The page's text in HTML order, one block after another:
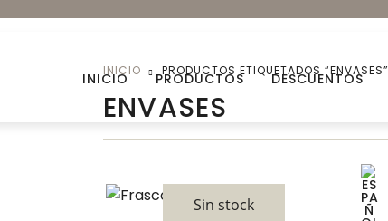
INICIO PRODUCTOS
Aceites esenciales
Arcillas Naturales
DESCUENTOS
INICIO PRODUCTOS ETIQUETADOS “ENVASES”
ENVASES
Sin stock